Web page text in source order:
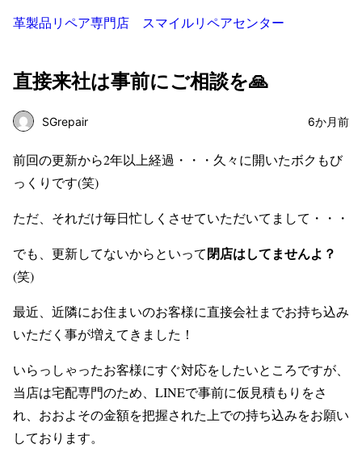
革製品リペア専門店 スマイルリペアセンター
直接来社は事前にご相談を🙏
SGrepair 6か月前
前回の更新から2年以上経過・・・久々に開いたボクもび
っくりです(笑)
ただ、それだけ毎日忙しくさせていただいてまして・・・
でも、更新してないからといって閉店はしてませんよ？
(笑)
最近、近隣にお住まいのお客様に直接会社までお持ち込み
いただく事が増えてきました！
いらっしゃったお客様にすぐ対応をしたいところですが、
当店は宅配専門のため、LINEで事前に仮見積もりをさ
れ、おおよその金額を把握された上での持ち込みをお願い
しております。